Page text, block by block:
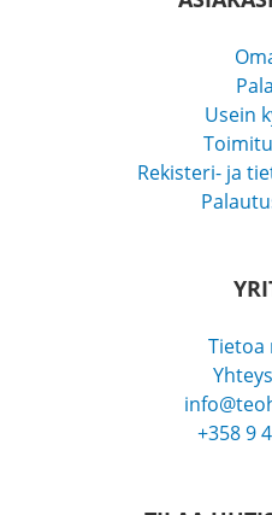
Usein
Rekisteri- ja
Tietoa
+358 9